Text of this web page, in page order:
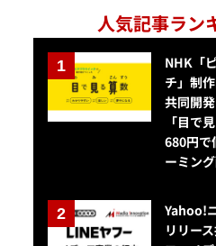
人気記事ラン
NHK「
チ」制
共同開
「目で
680円で
ーミン
Yahoo!
リリー